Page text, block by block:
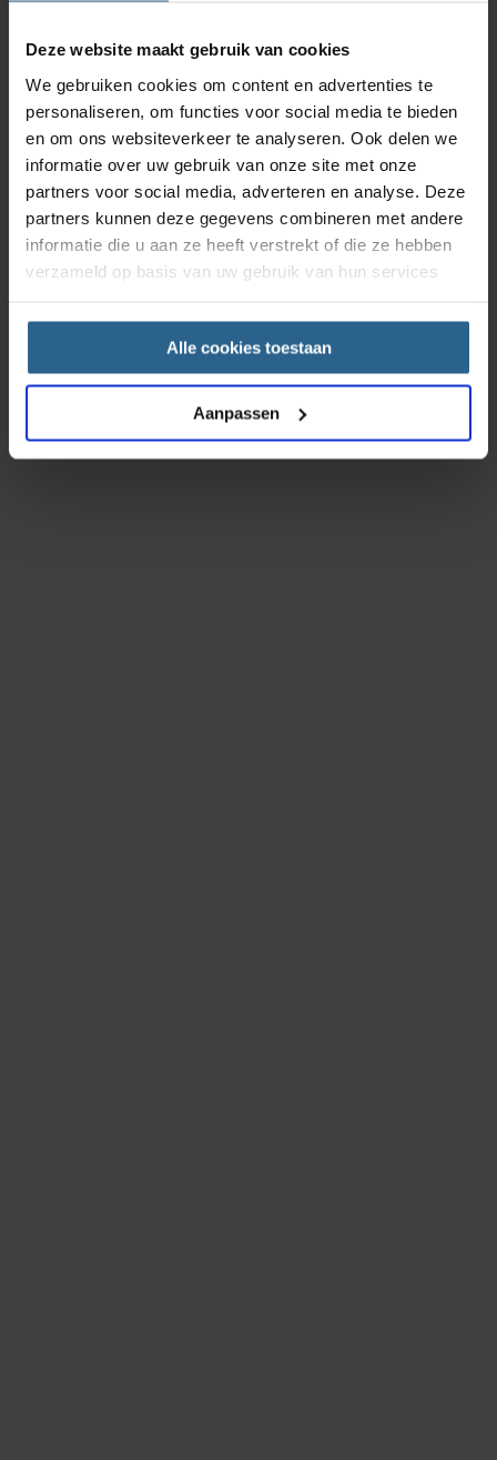
Deze website maakt gebruik van cookies
We gebruiken cookies om content en advertenties te
personaliseren, om functies voor social media te bieden
en om ons websiteverkeer te analyseren. Ook delen we
informatie over uw gebruik van onze site met onze
partners voor social media, adverteren en analyse. Deze
partners kunnen deze gegevens combineren met andere
informatie die u aan ze heeft verstrekt of die ze hebben
verzameld op basis van uw gebruik van hun services
Alle cookies toestaan
Aanpassen